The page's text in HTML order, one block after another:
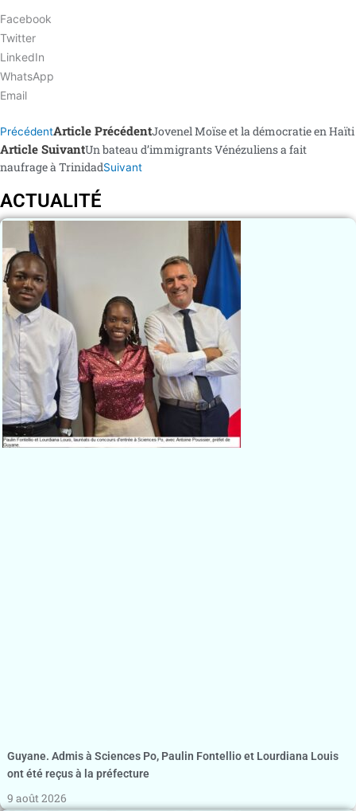
Facebook
Twitter
LinkedIn
WhatsApp
Email
PrécédentArticle PrécédentJovenel Moïse et la démocratie en Haïti
Article SuivantUn bateau d’immigrants Vénézuliens a fait
naufrage à TrinidadSuivant
ACTUALITÉ
Guyane. Admis à Sciences Po, Paulin Fontellio et Lourdiana Louis
ont été reçus à la préfecture
9 août 2026